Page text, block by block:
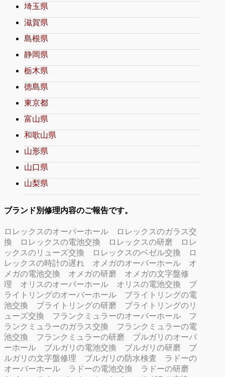
埼玉県
滋賀県
島根県
静岡県
栃木県
徳島県
東京都
富山県
和歌山県
山形県
山口県
山梨県
ブランド別修理内容のご報告です。
ロレックスのオーバーホール
ロレックスのガラス交
換
ロレックスの電池交換 ロレックスの研磨
ロレ
ックスのリューズ交換
ロレックスのベゼル交換
ロ
レックスの時計の遅れ
オメガのオーバーホール
オ
メガの電池交換
オメガの研磨
オメガの文字盤修
理
オリスのオーバーホール オリスの電池交換
ブ
ライトリングのオーバーホール
ブライトリングの電
池交換
ブライトリングの研磨
ブライトリングのリ
ューズ交換
フランクミュラーのオーバーホール
フ
ランクミュラーのガラス交換
フランクミュラーの電
池交換
フランクミュラーの研磨
ブルガリのオーバ
ーホール
ブルガリの電池交換 ブルガリの研磨
ブ
ルガリの文字盤修理
ブルガリの防水検査
ラドーの
オーバーホール
ラドーの電池交換
ラドーの研磨